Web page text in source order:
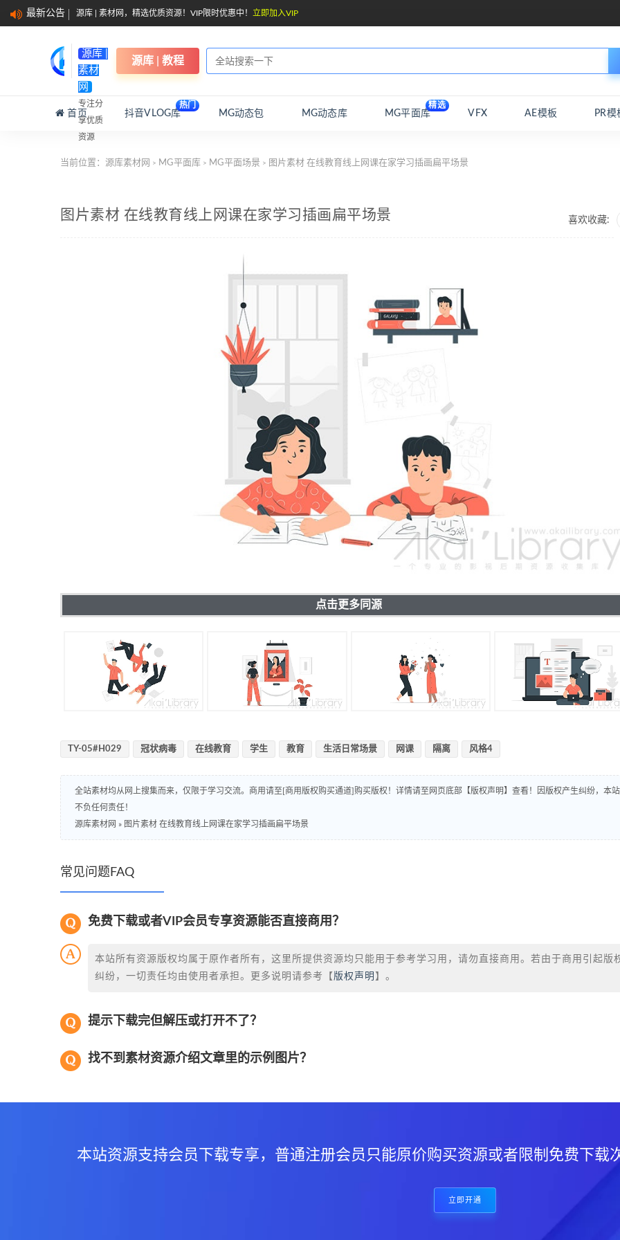
最新公告 源库 | 素材网，精选优质资源！VIP限时优惠中！ 立即加入VIP
源库 |
素材
网
专注分
享优质
资源
源库 | 教程
首页 抖音VLOG库
热门
MG动态包 MG动态库 MG平面库
精选
VFX AE模板 PR模
当前位置： 源库素材网 > MG平面库 > MG平面场景 > 图片素材 在线教育线上网课在家学习插画扁平场景
喜欢收藏:
图片素材 在线教育线上网课在家学习插画扁平场景
点击更多同源
TY-05#H029 冠状病毒 在线教育 学生 教育 生活日常场景 网课 隔离 风格4
全站素材均从网上搜集而来，仅限于学习交流。商用请至[商用版权购买通道]购买版权！详情请至网页底部【版权声明】查看！因版权产生纠纷，本站
不负任何责任！
源库素材网 » 图片素材 在线教育线上网课在家学习插画扁平场景
常见问题FAQ
免费下载或者VIP会员专享资源能否直接商用？
本站所有资源版权均属于原作者所有，这里所提供资源均只能用于参考学习用，请勿直接商用。若由于商用引起版
纠纷，一切责任均由使用者承担。更多说明请参考【 版权声明 】。
提示下载完但解压或打开不了？
找不到素材资源介绍文章里的示例图片？
本站资源支持会员下载专享，普通注册会员只能原价购买资源或者限制免费下载
立即开通